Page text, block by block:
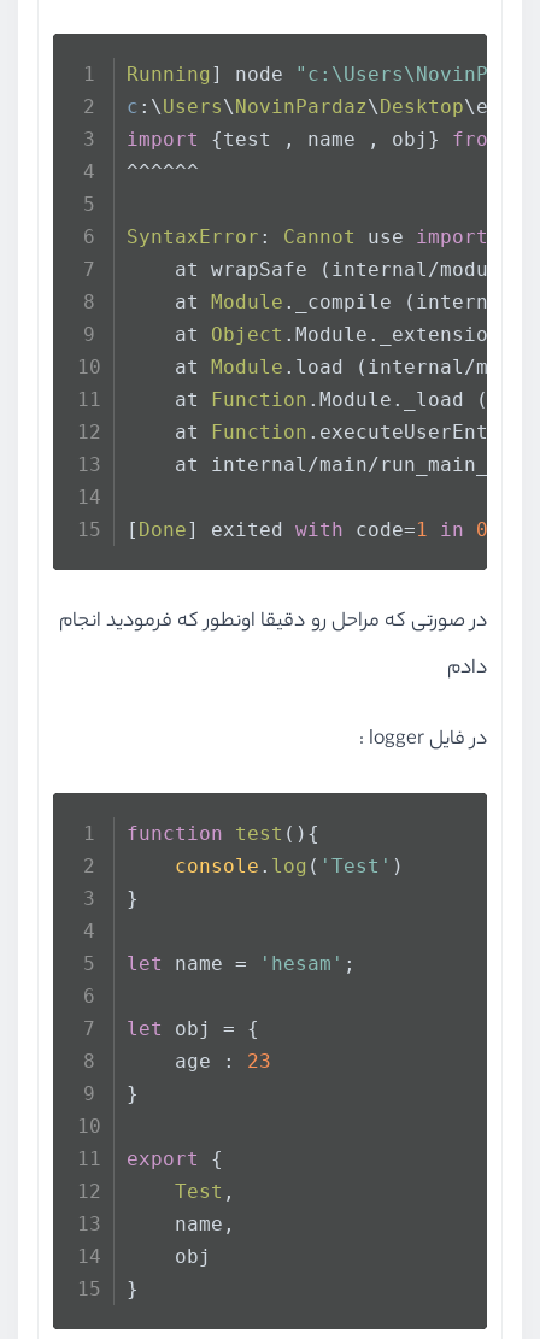
Running ] node
c :\Users\NovinPardaz\Desktop
import
{test , name , obj} from
^^^^^^
SyntaxError : Cannot use import
at wrapSafe (internal/
    at
Module . _compile (internal/
    at
Object . Module . _extensions
    at
Module . load
(internal/
    at
Function . Module . _load
    at
Function .
at internal/main/
[ Done] exited with code=1 in 0.344
در صورتی که مراحل رو دقیقا اونطور که فرمودید انجام
دادم
در فایل logger :
function test ( ){
console . log ( 'Test' )
}
let name = 'hesam' ;
let
obj = {
    age :
23
}
export
{
Test ,
    name,
    obj
}